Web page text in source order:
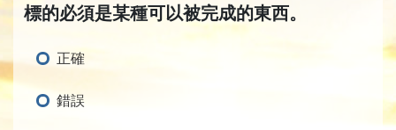
標的必須是某種可以被完成的東西。
正確
錯誤